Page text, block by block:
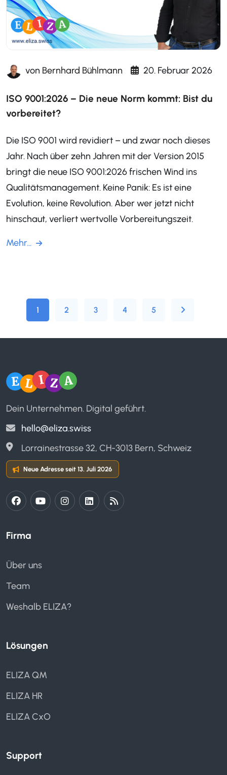
von Bernhard Bühlmann 20. Februar 2026
ISO 9001:2026 – Die neue Norm kommt: Bist du
vorbereitet?
Die ISO 9001 wird revidiert – und zwar noch dieses
Jahr. Nach über zehn Jahren mit der Version 2015
bringt die neue ISO 9001:2026 frischen Wind ins
Qualitätsmanagement. Keine Panik: Es ist eine
Evolution, keine Revolution. Aber wer jetzt nicht
hinschaut, verliert wertvolle Vorbereitungszeit.
Mehr...
1 2 3 4 5
Firma
Über uns
Team
Weshalb ELIZA?
Lösungen
ELIZA QM
ELIZA HR
ELIZA CxO
Support
Dein Unternehmen. Digital geführt.
hello@eliza.swiss
Lorrainestrasse 32, CH-3013 Bern, Schweiz
Neue Adresse seit 13. Juli 2026